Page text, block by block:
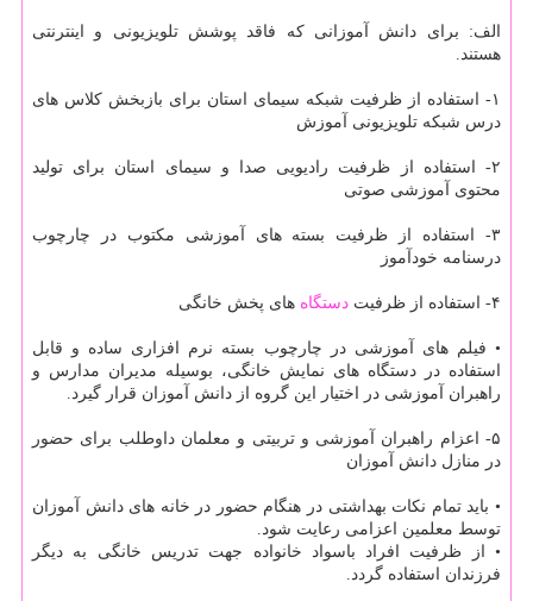
الف: برای دانش آموزانی كه فاقد پوشش تلویزیونی و اینترنتی
هستند.
۱- استفاده از ظرفیت شبكه سیمای استان برای بازبخش كلاس های
درس شبكه تلویزیونی آموزش
۲- استفاده از ظرفیت رادیویی صدا و سیمای استان برای تولید
محتوی آموزشی صوتی
۳- استفاده از ظرفیت بسته های آموزشی مكتوب در چارچوب
درسنامه خودآموز
۴- استفاده از ظرفیت دستگاه های پخش خانگی
• فیلم های آموزشی در چارچوب بسته نرم افزاری ساده و قابل
استفاده در دستگاه های نمایش خانگی، بوسیله مدیران مدارس و
راهبران آموزشی در اختیار این گروه از دانش آموزان قرار گیرد.
۵- اعزام راهبران آموزشی و تربیتی و معلمان داوطلب برای حضور
در منازل دانش آموزان
• باید تمام نكات بهداشتی در هنگام حضور در خانه های دانش آموزان
توسط معلمین اعزامی رعایت شود.
• از ظرفیت افراد باسواد خانواده جهت تدریس خانگی به دیگر
فرزندان استفاده گردد.